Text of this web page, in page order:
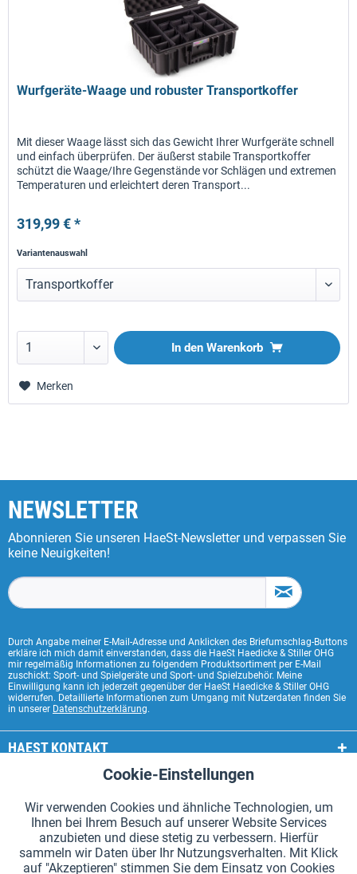
Wurfgeräte-Waage und robuster Transportkoffer
Mit dieser Waage lässt sich das Gewicht Ihrer Wurfgeräte schnell
und einfach überprüfen. Der äußerst stabile Transportkoffer
schützt die Waage/Ihre Gegenstände vor Schlägen und extremen
Temperaturen und erleichtert deren Transport...
319,99 € *
Variantenauswahl
In den Warenkorb
Merken
NEWSLETTER
Abonnieren Sie unseren HaeSt-Newsletter und verpassen Sie
keine Neuigkeiten!
Durch Angabe meiner E-Mail-Adresse und Anklicken des Briefumschlag-Buttons
erkläre ich mich damit einverstanden, dass die HaeSt Haedicke & Stiller OHG
mir regelmäßig Informationen zu folgendem Produktsortiment per E-Mail
zuschickt: Sport- und Spielgeräte und Sport- und Spielzubehör. Meine
Einwilligung kann ich jederzeit gegenüber der HaeSt Haedicke & Stiller OHG
widerrufen. Detaillierte Informationen zum Umgang mit Nutzerdaten finden Sie
in unserer Datenschutzerklärung.
HAEST KONTAKT
HAEST SHOP SERVICE
ALLGEMEINE INFORMATIONEN
ZAHLUNGSARTEN
Aktiv
Tracking Aktiv
Cookie-Einstellungen
Wir verwenden Cookies und ähnliche Technologien, um
Ihnen bei Ihrem Besuch auf unserer Website Services
anzubieten und diese stetig zu verbessern. Hierfür
sammeln wir Daten über Ihr Nutzungsverhalten. Mit Klick
auf "Akzeptieren" stimmen Sie dem Einsatz von Cookies